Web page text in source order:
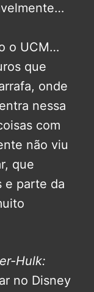
o UCM…
que
onde
nessa
com
não viu
que
e parte da
Hulk:
no Disney